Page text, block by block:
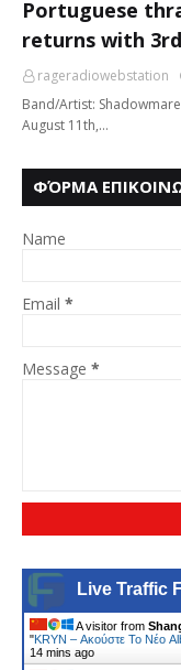
Portuguese
returns with
rageradiowebstation
Band/Artist:
August 11th,…
ΦΌΡΜΑ
Name
Email *
Message *
Live Traffic
A visitor from
"KRYN – Ακούστε Το Νέο
14 mins ago